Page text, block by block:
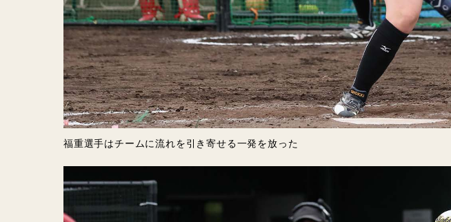
福重選手はチームに流れを引き寄せる一発を放った